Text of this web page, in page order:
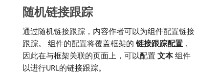
随机链接跟踪
通过随机链接跟踪，内容作者可以为组件配置链接
跟踪。 组件的配置将覆盖框架的​ 链接跟踪配置 ，
因此在与框架关联的页面上，可以配置​ 文本​组件
以进行URL的链接跟踪。